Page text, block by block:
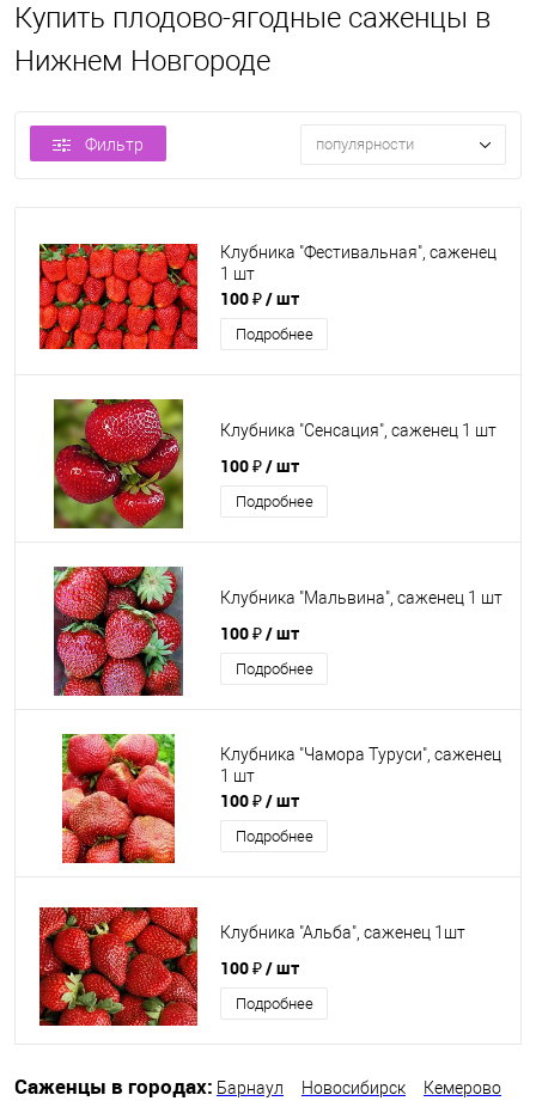
Купить плодово-ягодные саженцы в
Нижнем Новгороде
Фильтр популярности
Клубника "Фестивальная", саженец
1 шт
100 ₽/ шт
Подробнее
Клубника "Сенсация", саженец 1 шт
100 ₽/ шт
Подробнее
Клубника "Мальвина", саженец 1 шт
100 ₽/ шт
Подробнее
Клубника "Чамора Туруси", саженец
1 шт
100 ₽/ шт
Подробнее
Клубника "Альба", саженец 1шт
100 ₽/ шт
Подробнее
Саженцы в городах: Барнаул Новосибирск
Кемерово